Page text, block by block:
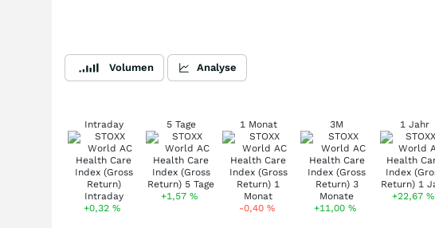
Volumen Analyse
Intraday
+0,32%
5 Tage
+1,57%
1 Monat
-0,40 %
3M
+11,00%
1 Jahr
+22,67 %